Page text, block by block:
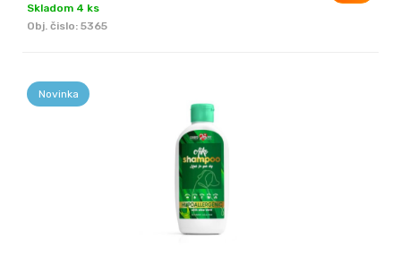
Skladom 4 ks
Obj. čislo: 5365
Novinka